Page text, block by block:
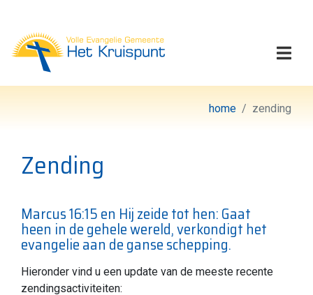
Volle Evangelie
home zending
Zending
Marcus 16:15 en Hij zeide tot hen: Gaat
heen in de gehele wereld, verkondigt het
evangelie aan de ganse schepping.
Hieronder vind u een update van de meeste recente
zendingsactiviteiten: